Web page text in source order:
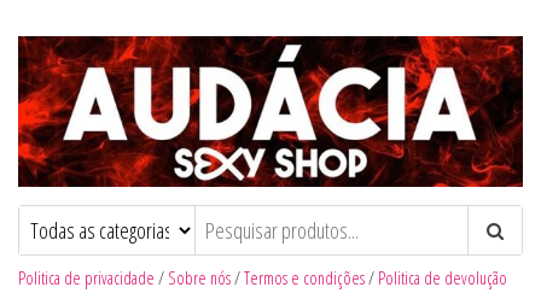
Audacia Sexy Shop
Politica de privacidade / Sobre nós/Termos e condições/ Politica de devolução